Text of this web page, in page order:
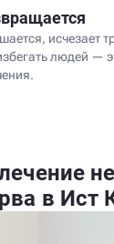
исчезает
людей —
в Ист